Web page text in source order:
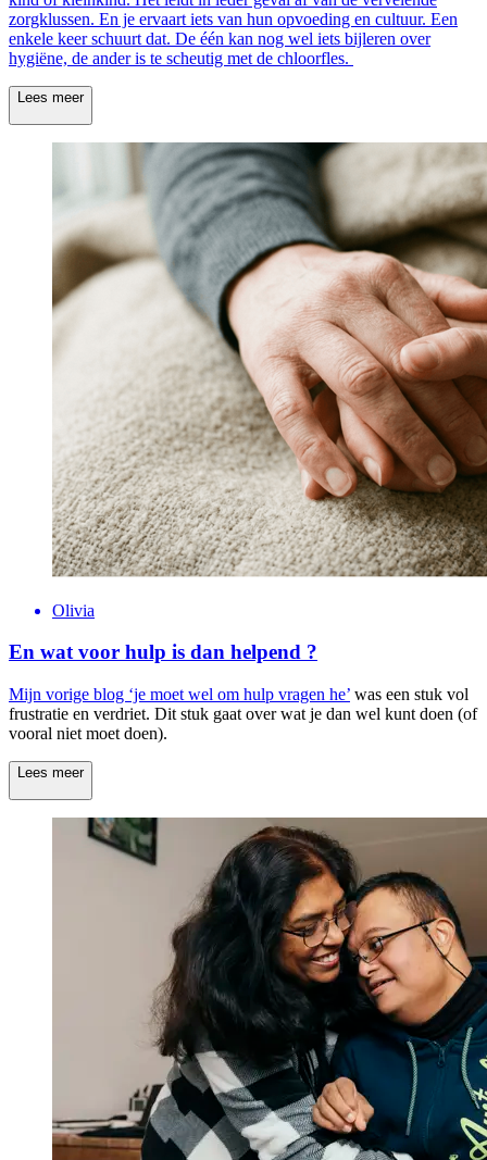
zorgklussen. En je ervaart iets van hun opvoeding en cultuur. Een
enkele keer schuurt dat. De één kan nog wel iets bijleren over
hygiëne, de ander is te scheutig met de chloorfles.
Lees meer
Olivia
En wat voor hulp is dan helpend ?
Mijn vorige blog ‘je moet wel om hulp vragen he’ was een stuk vol
frustratie en verdriet. Dit stuk gaat over wat je dan wel kunt doen (of
vooral niet moet doen).
Lees meer